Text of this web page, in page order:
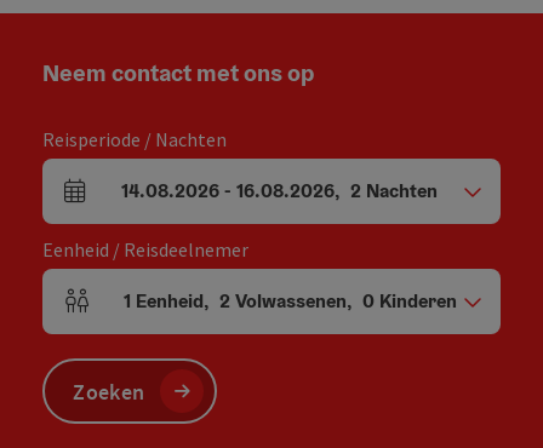
Neem contact met ons op
Reisperiode / Nachten
Velden voor aankomst en vertrek
14.08.2026- 16.08.2026, 2 Nachten
Eenheid / Reisdeelnemer
Aantal eenheden en persoonsvelden
1 Eenheid, 2 Volwassenen, 0 Kinderen
Zoeken